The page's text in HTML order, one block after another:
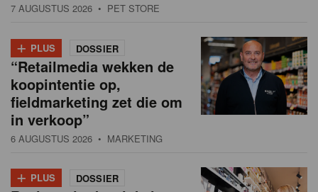
7 AUGUSTUS 2026 • PET STORE
+ PLUS DOSSIER
“Retailmedia wekken de
koopintentie op,
fieldmarketing zet die om
in verkoop”
6 AUGUSTUS 2026 • MARKETING
+ PLUS DOSSIER